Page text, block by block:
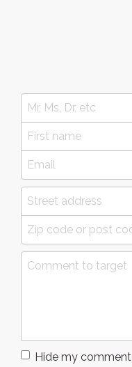
Hide my comment